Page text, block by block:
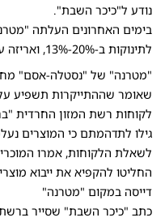
נודע ל"כיכר השבת".
בימים האחרונים העלתה
לתינוקות ב-20%-13%, ואריזה עולה כעת 60 שקל.
שאומר שההתייקרות תשפיע
לקוחות רשת המזון החרדית
גילו לתדהמתם כי המוצרים
לשאלת הלקוחות, אמרו
החליטו להקפיא את ייבוא
דייסה במקום "מטרנה"
כתב "כיכר השבת" שסייר